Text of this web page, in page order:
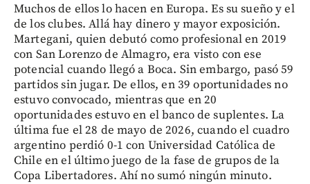
Muchos de ellos lo hacen en Europa. Es su sueño y el
de los clubes. Allá hay dinero y mayor exposición.
Martegani, quien debutó como profesional en 2019
con San Lorenzo de Almagro, era visto con ese
potencial cuando llegó a Boca. Sin embargo, pasó 59
partidos sin jugar. De ellos, en 39 oportunidades no
estuvo convocado, mientras que en 20
oportunidades estuvo en el banco de suplentes. La
última fue el 28 de mayo de 2026, cuando el cuadro
argentino perdió 0-1 con Universidad Católica de
Chile en el último juego de la fase de grupos de la
Copa Libertadores. Ahí no sumó ningún minuto.